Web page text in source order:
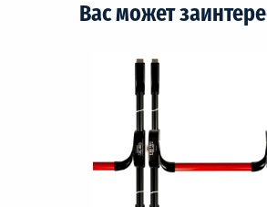
Вас может